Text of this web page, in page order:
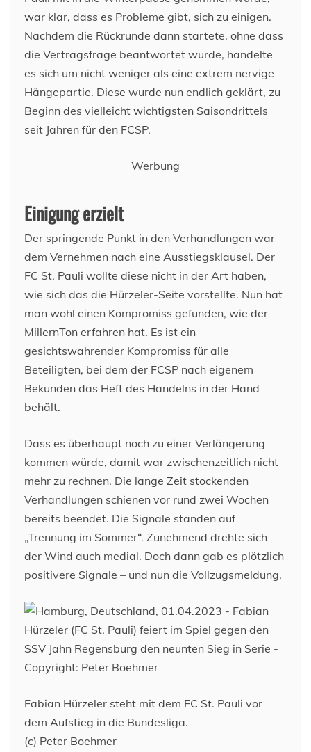
war klar, dass es Probleme gibt, sich zu einigen.
Nachdem die Rückrunde dann startete, ohne dass
die Vertragsfrage beantwortet wurde, handelte
es sich um nicht weniger als eine extrem nervige
Hängepartie. Diese wurde nun endlich geklärt, zu
Beginn des vielleicht wichtigsten Saisondrittels
seit Jahren für den FCSP.
Werbung
Einigung erzielt
Der springende Punkt in den Verhandlungen war
dem Vernehmen nach eine Ausstiegsklausel. Der
FC St. Pauli wollte diese nicht in der Art haben,
wie sich das die Hürzeler-Seite vorstellte. Nun hat
man wohl einen Kompromiss gefunden, wie der
MillernTon erfahren hat. Es ist ein
gesichtswahrender Kompromiss für alle
Beteiligten, bei dem der FCSP nach eigenem
Bekunden das Heft des Handelns in der Hand
behält.
Dass es überhaupt noch zu einer Verlängerung
kommen würde, damit war zwischenzeitlich nicht
mehr zu rechnen. Die lange Zeit stockenden
Verhandlungen schienen vor rund zwei Wochen
bereits beendet. Die Signale standen auf
„Trennung im Sommer“. Zunehmend drehte sich
der Wind auch medial. Doch dann gab es plötzlich
positivere Signale – und nun die Vollzugsmeldung.
Fabian Hürzeler steht mit dem FC St. Pauli vor
dem Aufstieg in die Bundesliga.
(c) Peter Boehmer